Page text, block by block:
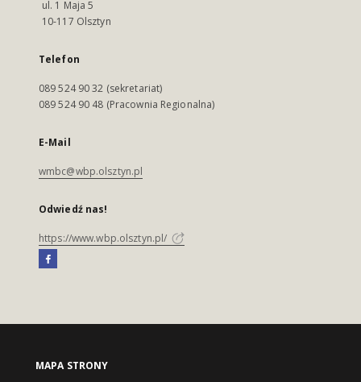
ul. 1 Maja 5
10-117 Olsztyn
Telefon
089 524 90 32 (sekretariat)
089 524 90 48 (Pracownia Regionalna)
E-Mail
wmbc@wbp.olsztyn.pl
Odwiedź nas!
https://www.wbp.olsztyn.pl/
MAPA STRONY